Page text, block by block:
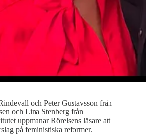
och Peter Gustavsson från
och Lina Stenberg från
uppmanar Rörelsens läsare att
på feministiska reformer.